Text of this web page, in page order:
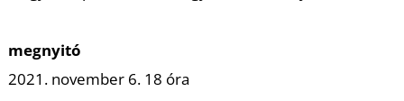
megnyitó
2021. november 6. 18 óra